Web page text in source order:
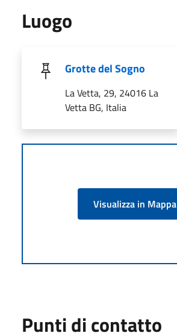
Luogo
Grotte del Sogno
La Vetta, 29, 24016 La
Vetta BG, Italia
Visualizza in Mappa
Punti di contatto